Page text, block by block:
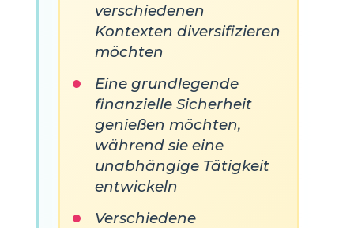
verschiedenen
Kontexten diversifizieren
möchten
Eine grundlegende
finanzielle Sicherheit
genießen möchten,
während sie eine
unabhängige Tätigkeit
entwickeln
Verschiedene